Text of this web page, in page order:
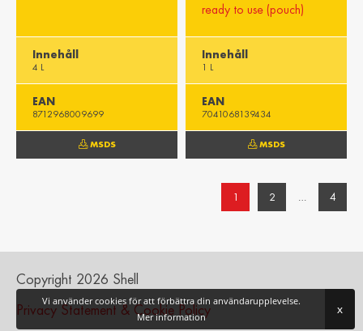
Vi använder cookies för att förbättra din användarupplevelse.
Mer information
x
Innehåll
4 L
EAN
8712968009699
MSDS
ready to use (pouch)
Innehåll
1 L
EAN
7041068139434
MSDS
1 2 … 4
Copyright 2026 Shell
Privacy Statement & Cookie Policy